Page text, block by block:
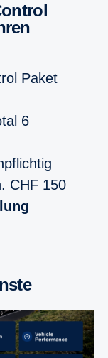
Paket
6
CHF 150